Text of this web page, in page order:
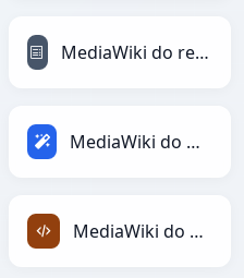
MediaWiki do reStructuredText
MediaWiki do Magic
MediaWiki do XML